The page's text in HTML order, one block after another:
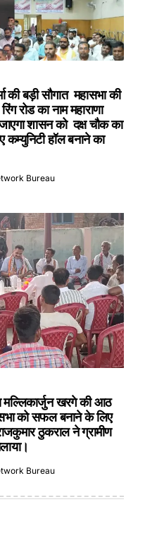
की बड़ी सौगात महासभा की
रोड का नाम महाराणा
शासन को दक्ष चौक का
कम्युनिटी हॉल बनाने का
Bureau
मल्लिकार्जुन खरगे की आठ
को सफल बनाने के लिए
ठुकराल ने ग्रामीण
Bureau